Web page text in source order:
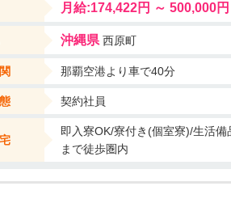
月給:174,422円 ～ 500,000円
沖縄県⻄原町
那覇空港より車で40分
契約社員
即入寮OK/寮付き(個室寮)/生活
まで徒歩圏内